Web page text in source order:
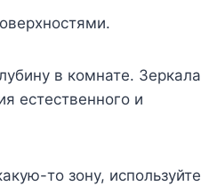
в комнате. Зеркала
естественного и
то зону, используйте